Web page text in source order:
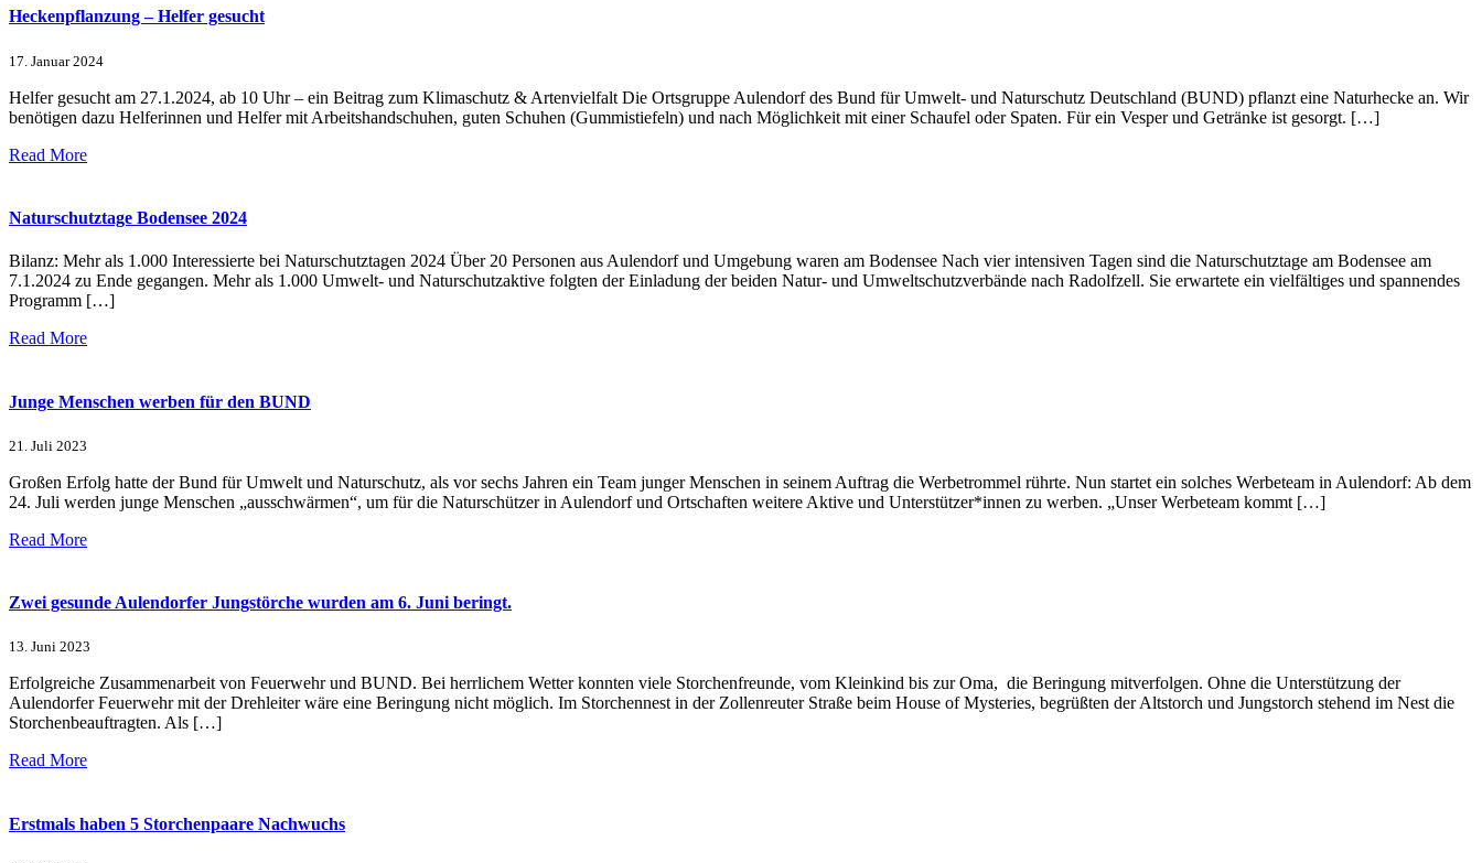
Heckenpflanzung – Helfer gesucht
17. Januar 2024
Helfer gesucht am 27.1.2024, ab 10 Uhr – ein Beitrag zum Klimaschutz & Artenvielfalt Die Ortsgruppe Aulendorf des Bund für Umwelt- und Naturschutz Deutschland (BUND) pflanzt eine Naturhecke an. Wir
benötigen dazu Helferinnen und Helfer mit Arbeitshandschuhen, guten Schuhen (Gummistiefeln) und nach Möglichkeit mit einer Schaufel oder Spaten. Für ein Vesper und Getränke ist gesorgt. […]
Read More
Naturschutztage Bodensee 2024
Bilanz: Mehr als 1.000 Interessierte bei Naturschutztagen 2024 Über 20 Personen aus Aulendorf und Umgebung waren am Bodensee Nach vier intensiven Tagen sind die Naturschutztage am Bodensee am
7.1.2024 zu Ende gegangen. Mehr als 1.000 Umwelt- und Naturschutzaktive folgten der Einladung der beiden Natur- und Umweltschutzverbände nach Radolfzell. Sie erwartete ein vielfältiges und spannendes
Programm […]
Read More
Junge Menschen werben für den BUND
21. Juli 2023
Großen Erfolg hatte der Bund für Umwelt und Naturschutz, als vor sechs Jahren ein Team junger Menschen in seinem Auftrag die Werbetrommel rührte. Nun startet ein solches Werbeteam in Aulendorf: Ab dem
24. Juli werden junge Menschen „ausschwärmen“, um für die Naturschützer in Aulendorf und Ortschaften weitere Aktive und Unterstützer*innen zu werben. „Unser Werbeteam kommt […]
Read More
Zwei gesunde Aulendorfer Jungstörche wurden am 6. Juni beringt.
13. Juni 2023
Erfolgreiche Zusammenarbeit von Feuerwehr und BUND. Bei herrlichem Wetter konnten viele Storchenfreunde, vom Kleinkind bis zur Oma, die Beringung mitverfolgen. Ohne die Unterstützung der
Aulendorfer Feuerwehr mit der Drehleiter wäre eine Beringung nicht möglich. Im Storchennest in der Zollenreuter Straße beim House of Mysteries, begrüßten der Altstorch und Jungstorch stehend im Nest die
Storchenbeauftragten. Als […]
Read More
Erstmals haben 5 Storchenpaare Nachwuchs